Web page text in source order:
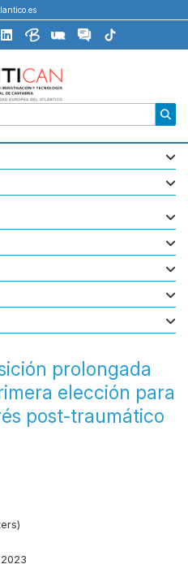
prolongada
elección para
post-traumático